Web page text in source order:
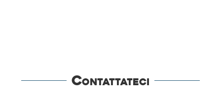
Contattateci